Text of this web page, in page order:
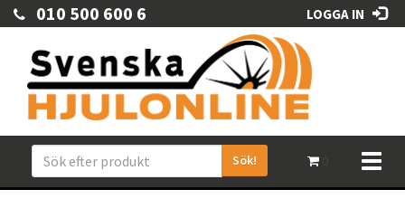
010 500 600 6 LOGGA IN
Sök!